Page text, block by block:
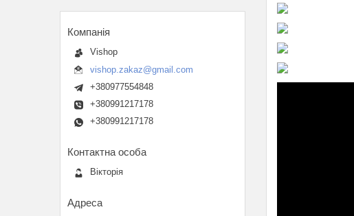
Vishop
vishop.zakaz@gmail.com
+380977554848
+380991217178
+380991217178
Вікторія